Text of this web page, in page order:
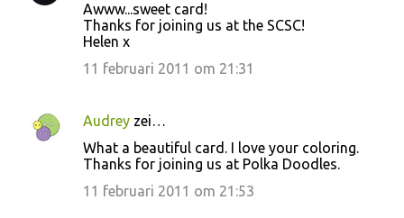
Awww...sweet card!
Thanks for joining us at the SCSC!
Helen x
11 februari 2011 om 21:31
Audrey zei…
What a beautiful card. I love your coloring.
Thanks for joining us at Polka Doodles.
11 februari 2011 om 21:53